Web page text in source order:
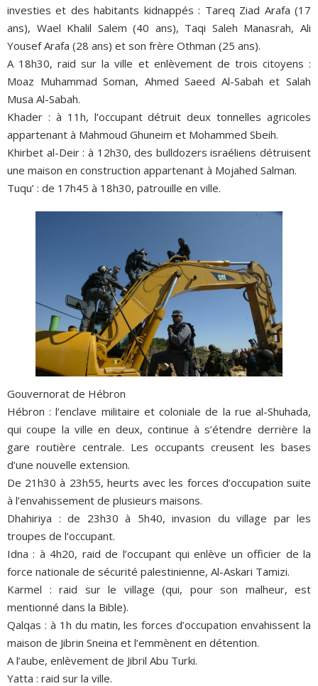
investies et des habitants kidnappés : Tareq Ziad Arafa (17
ans), Wael Khalil Salem (40 ans), Taqi Saleh Manasrah, Ali
Yousef Arafa (28 ans) et son frère Othman (25 ans).
A 18h30, raid sur la ville et enlèvement de trois citoyens :
Moaz Muhammad Soman, Ahmed Saeed Al-Sabah et Salah
Musa Al-Sabah.
Khader : à 11h, l’occupant détruit deux tonnelles agricoles
appartenant à Mahmoud Ghuneim et Mohammed Sbeih.
Khirbet al-Deir : à 12h30, des bulldozers israéliens détruisent
une maison en construction appartenant à Mojahed Salman.
Tuqu’ : de 17h45 à 18h30, patrouille en ville.
Gouvernorat de Hébron
Hébron : l’enclave militaire et coloniale de la rue al-Shuhada,
qui coupe la ville en deux, continue à s’étendre derrière la
gare routière centrale. Les occupants creusent les bases
d’une nouvelle extension.
De 21h30 à 23h55, heurts avec les forces d’occupation suite
à l’envahissement de plusieurs maisons.
Dhahiriya : de 23h30 à 5h40, invasion du village par les
troupes de l’occupant.
Idna : à 4h20, raid de l’occupant qui enlève un officier de la
force nationale de sécurité palestinienne, Al-Askari Tamizi.
Karmel : raid sur le village (qui, pour son malheur, est
mentionné dans la Bible).
Qalqas : à 1h du matin, les forces d’occupation envahissent la
maison de Jibrin Sneina et l’emmènent en détention.
A l’aube, enlèvement de Jibril Abu Turki.
Yatta : raid sur la ville.